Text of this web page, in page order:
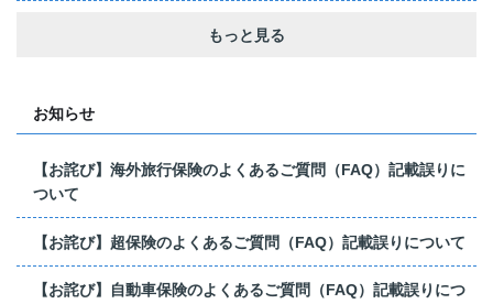
もっと見る
お知らせ
【お詫び】海外旅行保険のよくあるご質問（FAQ）記載誤りに
ついて
【お詫び】超保険のよくあるご質問（FAQ）記載誤りについて
【お詫び】自動車保険のよくあるご質問（FAQ）記載誤りにつ